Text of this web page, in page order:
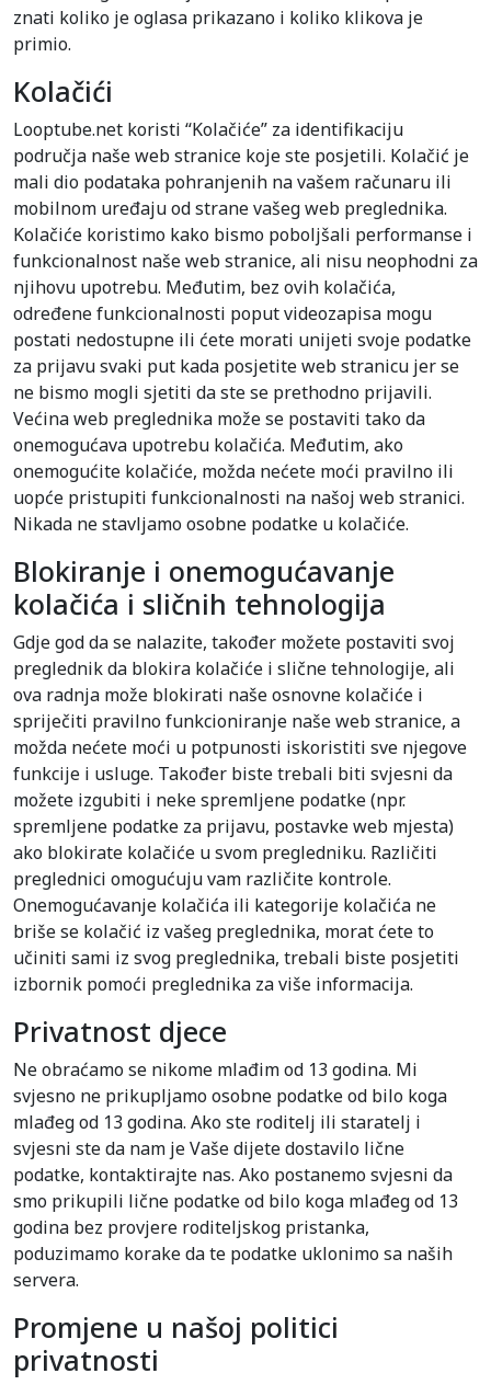
znati koliko je oglasa prikazano i koliko klikova je
primio.
Kolačići
Looptube.net koristi “Kolačiće” za identifikaciju
područja naše web stranice koje ste posjetili. Kolačić je
mali dio podataka pohranjenih na vašem računaru ili
mobilnom uređaju od strane vašeg web preglednika.
Kolačiće koristimo kako bismo poboljšali performanse i
funkcionalnost naše web stranice, ali nisu neophodni za
njihovu upotrebu. Međutim, bez ovih kolačića,
određene funkcionalnosti poput videozapisa mogu
postati nedostupne ili ćete morati unijeti svoje podatke
za prijavu svaki put kada posjetite web stranicu jer se
ne bismo mogli sjetiti da ste se prethodno prijavili.
Većina web preglednika može se postaviti tako da
onemogućava upotrebu kolačića. Međutim, ako
onemogućite kolačiće, možda nećete moći pravilno ili
uopće pristupiti funkcionalnosti na našoj web stranici.
Nikada ne stavljamo osobne podatke u kolačiće.
Blokiranje i onemogućavanje
kolačića i sličnih tehnologija
Gdje god da se nalazite, također možete postaviti svoj
preglednik da blokira kolačiće i slične tehnologije, ali
ova radnja može blokirati naše osnovne kolačiće i
spriječiti pravilno funkcioniranje naše web stranice, a
možda nećete moći u potpunosti iskoristiti sve njegove
funkcije i usluge. Također biste trebali biti svjesni da
možete izgubiti i neke spremljene podatke (npr.
spremljene podatke za prijavu, postavke web mjesta)
ako blokirate kolačiće u svom pregledniku. Različiti
preglednici omogućuju vam različite kontrole.
Onemogućavanje kolačića ili kategorije kolačića ne
briše se kolačić iz vašeg preglednika, morat ćete to
učiniti sami iz svog preglednika, trebali biste posjetiti
izbornik pomoći preglednika za više informacija.
Privatnost djece
Ne obraćamo se nikome mlađim od 13 godina. Mi
svjesno ne prikupljamo osobne podatke od bilo koga
mlađeg od 13 godina. Ako ste roditelj ili staratelj i
svjesni ste da nam je Vaše dijete dostavilo lične
podatke, kontaktirajte nas. Ako postanemo svjesni da
smo prikupili lične podatke od bilo koga mlađeg od 13
godina bez provjere roditeljskog pristanka,
poduzimamo korake da te podatke uklonimo sa naših
servera.
Promjene u našoj politici
privatnosti